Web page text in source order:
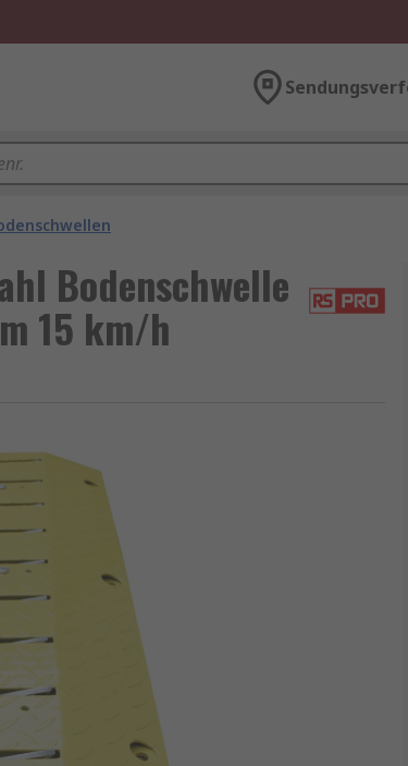
Bodenschwelle
15 km/h